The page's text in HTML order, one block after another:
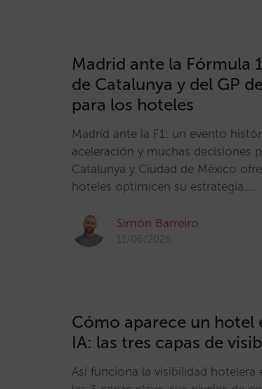
Madrid ante la Fórmula
de Catalunya y del GP
para los hoteles
Madrid ante la F1: un evento
aceleración y muchas decisiones
Catalunya y Ciudad de México
hoteles optimicen su estrategia.…
Simón Barreiro
11/06/2026
Cómo aparece un hotel
IA: las tres capas de
Así funciona la visibilidad hotelera